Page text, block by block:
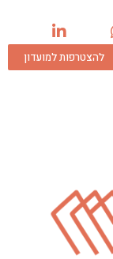
להצטרפות למועדון